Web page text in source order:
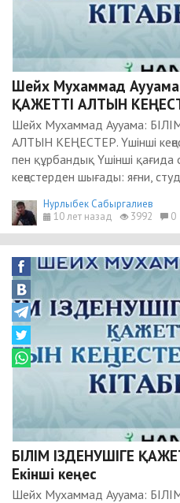
Шейх Мухаммад
ҚАЖЕТТІ АЛТЫН
Шейх Мухаммад Аууама:
АЛТЫН КЕҢЕСТЕР. Үшінші
пен құрбандық Үшінші қағида
кеңестерден шығады: яғни,
Нурлыбек Сабыргалиев
10 лет назад
3992 0
БІЛІМ ІЗДЕНУШІГЕ
Екінші кеңес
Шейх Мухаммад Аууама: